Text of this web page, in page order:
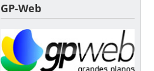
GP-Web